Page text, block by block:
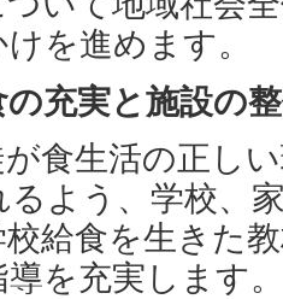
を進めます。
の充実と施設の
が食生活の正し
るよう、学校、
給食を生きた
導を充実します。